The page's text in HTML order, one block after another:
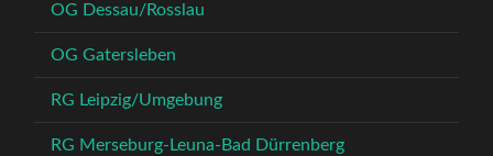
OG Dessau/Rosslau
OG Gatersleben
RG Leipzig/Umgebung
RG Merseburg-Leuna-Bad Dürrenberg